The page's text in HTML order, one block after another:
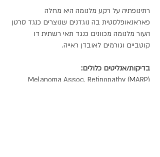
רתינופתיה על רקע מלנומה היא מחלה
פאראנאופלסטית בה נוגדנים שנוצרים כנגד סרטן
העור מלנומה מכוונים כנגד תאי רשתית דו
קוטביים וגורמים לאובדן ראייה.
בדיקות/אנליטים כלולים:
Melanoma Assoc. Retinopathy (MARP)